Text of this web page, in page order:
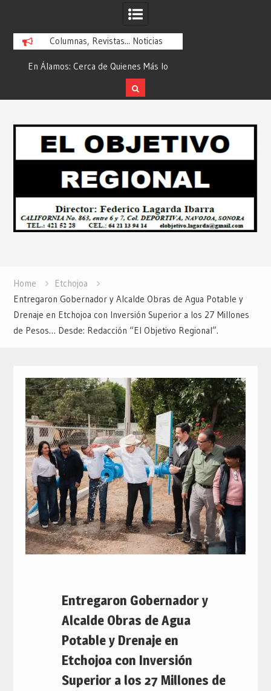
Columnas, Revistas... Noticias
En Álamos: Cerca de Quienes Más lo
Necesitan… Desde: Redacción “El
Objetivo Regional”.
ATTITUDE de
Home
Etchojoa
Entregaron Gobernador y Alcalde Obras de Agua Potable y
Drenaje en Etchojoa con Inversión Superior a los 27 Millones
de Pesos… Desde: Redacción “El Objetivo Regional”.
Entregaron Gobernador y
Alcalde Obras de Agua
Potable y Drenaje en
Etchojoa con Inversión
Superior a los 27 Millones de